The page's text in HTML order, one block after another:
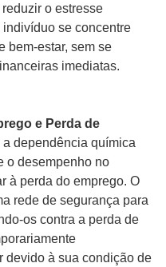
o estresse
se concentre
bem-estar, sem se
imediatas.
e Perda de
a dependência química
o desempenho no
à perda do emprego. O
rede de segurança para
os contra a perda de
devido à sua condição de